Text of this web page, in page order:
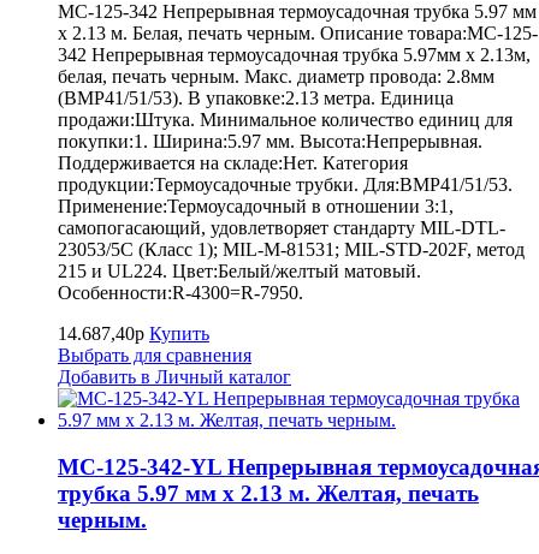
MC-125-342 Непрерывная термоусадочная трубка 5.97 мм
х 2.13 м. Белая, печать черным. Описание товара:MC-125-
342 Непрерывная термоусадочная трубка 5.97мм х 2.13м,
белая, печать черным. Макс. диаметр провода: 2.8мм
(BMP41/51/53). В упаковке:2.13 метра. Единица
продажи:Штука. Минимальное количество единиц для
покупки:1. Ширина:5.97 мм. Высота:Непрерывная.
Поддерживается на складе:Нет. Категория
продукции:Термоусадочные трубки. Для:BMP41/51/53.
Применение:Термоусадочный в отношении 3:1,
самопогасающий, удовлетворяет стандарту MIL-DTL-
23053/5C (Класс 1); MIL-M-81531; MIL-STD-202F, метод
215 и UL224. Цвет:Белый/желтый матовый.
Особенности:R-4300=R-7950.
14.687,40р Купить
Выбрать для сравнения
Добавить в Личный каталог
MC-125-342-YL Непрерывная
трубка 5.97 мм х 2.13 м. Желтая, печать
черным.